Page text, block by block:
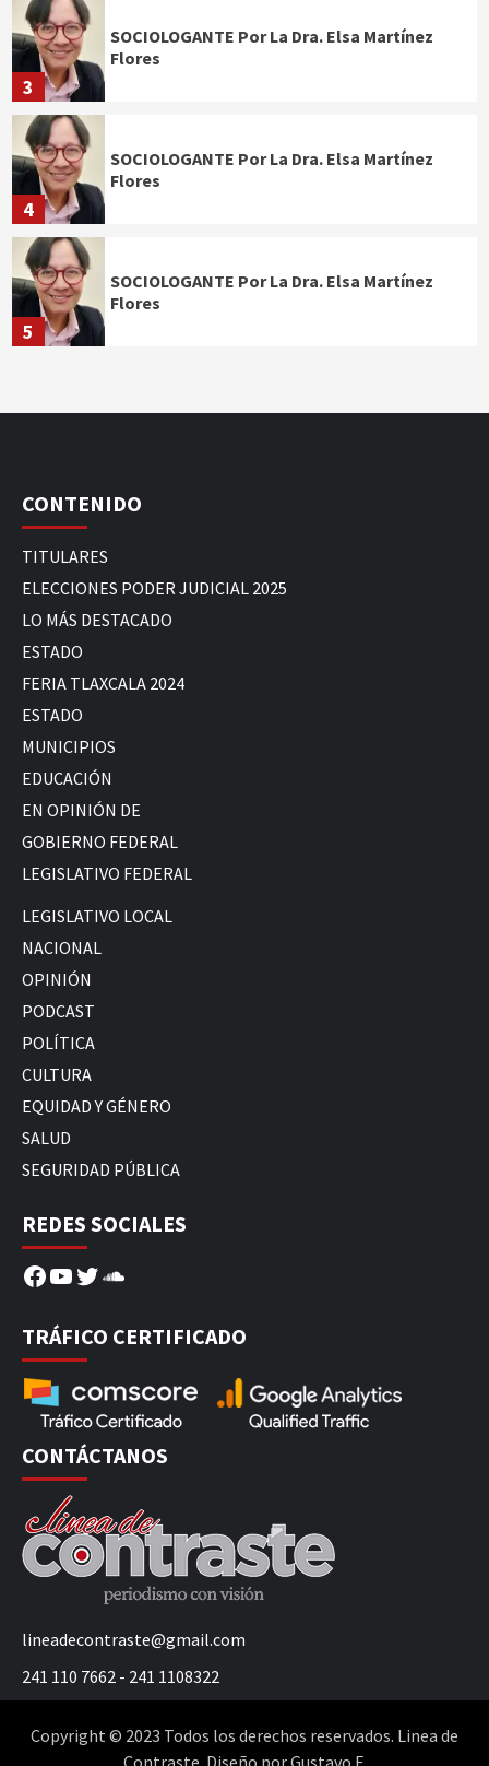
3
SOCIOLOGANTE Por La Dra. Elsa Martínez
Flores
4
SOCIOLOGANTE Por La Dra. Elsa Martínez
Flores
5
SOCIOLOGANTE Por La Dra. Elsa Martínez
Flores
CONTENIDO
TITULARES
ELECCIONES PODER JUDICIAL 2025
LO MÁS DESTACADO
ESTADO
FERIA TLAXCALA 2024
ESTADO
MUNICIPIOS
EDUCACIÓN
EN OPINIÓN DE
GOBIERNO FEDERAL
LEGISLATIVO FEDERAL
LEGISLATIVO LOCAL
NACIONAL
OPINIÓN
PODCAST
POLÍTICA
CULTURA
EQUIDAD Y GÉNERO
SALUD
SEGURIDAD PÚBLICA
REDES SOCIALES
Facebook
YouTube
Twitter
SoundCloud
TRÁFICO CERTIFICADO
CONTÁCTANOS
lineadecontraste@gmail.com
241 110 7662 - 241 1108322
Copyright © 2023 Todos los derechos reservados. Linea de